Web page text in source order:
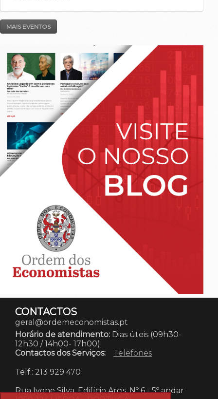
MAIS EVENTOS
CONTACTOS
geral@ordemeconomistas.pt
Horário de atendimento: Dias úteis (09h30-
12h30 / 14h00- 17h00)
Contactos dos Serviços:
Telefones
Telf.: 213 929 470
Rua Ivone Silva, Edifício Arcis, Nº 6 - 5º andar